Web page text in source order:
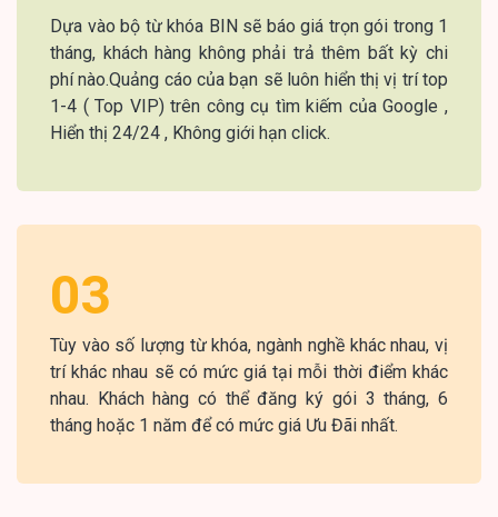
Dựa vào bộ từ khóa BIN sẽ báo giá trọn gói trong 1
tháng, khách hàng không phải trả thêm bất kỳ chi
phí nào.Quảng cáo của bạn sẽ luôn hiển thị vị trí top
1-4 ( Top VIP) trên công cụ tìm kiếm của Google ,
Hiển thị 24/24 , Không giới hạn click.
03
Tùy vào số lượng từ khóa, ngành nghề khác nhau, vị
trí khác nhau sẽ có mức giá tại mỗi thời điểm khác
nhau. Khách hàng có thể đăng ký gói 3 tháng, 6
tháng hoặc 1 năm để có mức giá Ưu Đãi nhất.